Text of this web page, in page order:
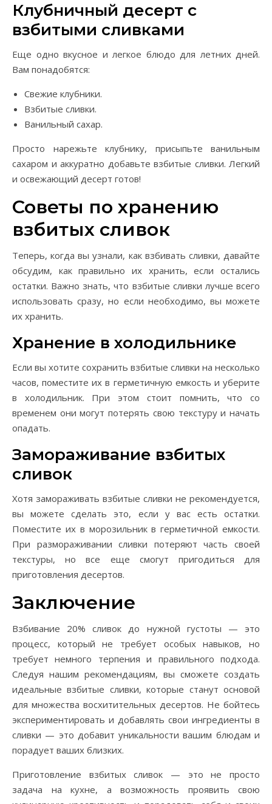
Клубничный десерт с
взбитыми сливками
Еще одно вкусное и легкое блюдо для летних дней.
Вам понадобятся:
Свежие клубники.
Взбитые сливки.
Ванильный сахар.
Просто нарежьте клубнику, присыпьте ванильным
сахаром и аккуратно добавьте взбитые сливки. Легкий
и освежающий десерт готов!
Советы по хранению
взбитых сливок
Теперь, когда вы узнали, как взбивать сливки, давайте
обсудим, как правильно их хранить, если остались
остатки. Важно знать, что взбитые сливки лучше всего
использовать сразу, но если необходимо, вы можете
их хранить.
Хранение в холодильнике
Если вы хотите сохранить взбитые сливки на несколько
часов, поместите их в герметичную емкость и уберите
в холодильник. При этом стоит помнить, что со
временем они могут потерять свою текстуру и начать
опадать.
Замораживание взбитых
сливок
Хотя замораживать взбитые сливки не рекомендуется,
вы можете сделать это, если у вас есть остатки.
Поместите их в морозильник в герметичной емкости.
При размораживании сливки потеряют часть своей
текстуры, но все еще смогут пригодиться для
приготовления десертов.
Заключение
Взбивание 20% сливок до нужной густоты — это
процесс, который не требует особых навыков, но
требует немного терпения и правильного подхода.
Следуя нашим рекомендациям, вы сможете создать
идеальные взбитые сливки, которые станут основой
для множества восхитительных десертов. Не бойтесь
экспериментировать и добавлять свои ингредиенты в
сливки — это добавит уникальности вашим блюдам и
порадует ваших близких.
Приготовление взбитых сливок — это не просто
задача на кухне, а возможность проявить свою